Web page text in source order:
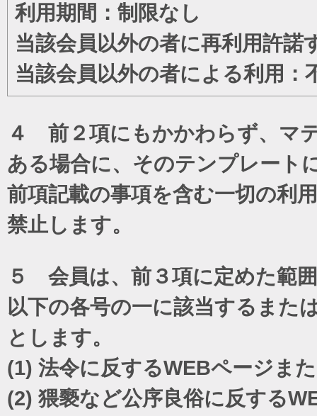
利用期間：制限なし
当該会員以外の者に再利用許諾
当該会員以外の者による利用：
４ 前２項にもかかわらず、マ
ある場合に、そのテンプレート
前項記載の事項を含む一切の利
禁止します。
５ 会員は、前３項に定めた範
以下の各号の一に該当するまた
とします。
(1) 法令に反するWEBページま
(2) 猥褻など公序良俗に反する